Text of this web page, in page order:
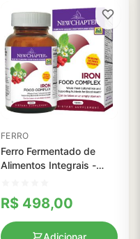
FERRO
Ferro Fermentado de
Alimentos Integrais -
R$ 498,00
Adicionar